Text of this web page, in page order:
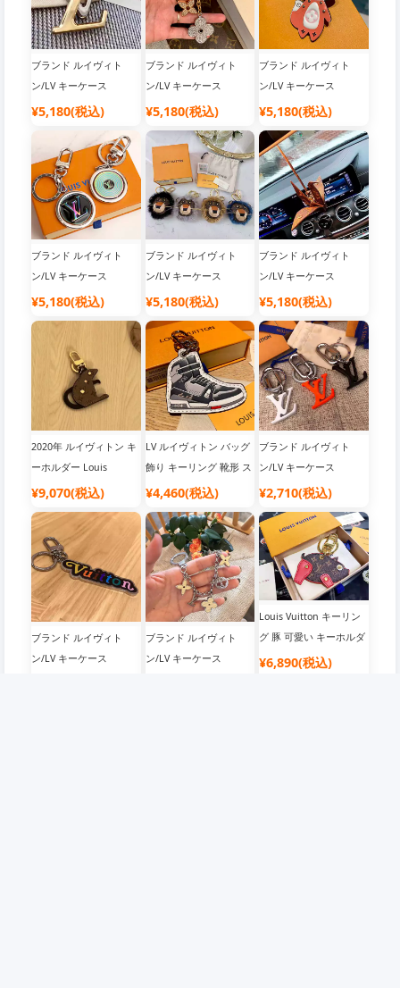
ブランド ルイヴィト
ン/LV キーケース
¥5,180(税込)
ブランド ルイヴィト
ン/LV キーケース
¥5,180(税込)
ブランド ルイヴィト
ン/LV キーケース
¥5,180(税込)
ブランド ルイヴィト
ン/LV キーケース
¥5,180(税込)
ブランド ルイヴィト
ン/LV キーケース
¥5,180(税込)
ブランド ルイヴィト
ン/LV キーケース
¥5,180(税込)
2020年 ルイヴィトン キ
ーホルダー Louis
Vuitton 吊り飾り 新作
いい オーナメント キー
リング バックパックキ
ーチェーン ユニーク ス
タイリッシュ
¥9,070(税込)
LV ルイヴィトン バッグ
飾り キーリング 靴形 ス
ニーカー ブラック グレ
イイ 吊り飾り プレゼン
ト アクセサリー メンズ
レディース
¥4,460(税込)
ブランド ルイヴィト
ン/LV キーケース
¥2,710(税込)
ブランド ルイヴィト
ン/LV キーケース
ブランド ルイヴィト
ン/LV キーケース
Louis Vuitton キーリン
グ 豚 可愛い キーホルダ
ー 動物 ピッグ ルイヴィ
¥6,890(税込)